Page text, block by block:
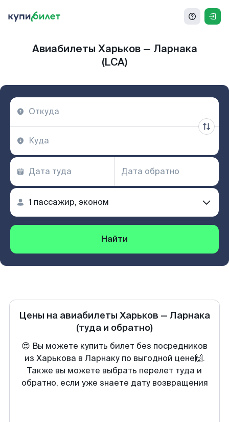
Авиабилеты Харьков — Ларнака
(LCA)
Найти
Цены на авиабилеты Харьков — Ларнака
(туда и обратно)
😍 Вы можете купить билет без посредников
из Харькова в Ларнаку по выгодной цене🙌.
Также вы можете выбрать перелет туда и
обратно, если уже знаете дату возвращения